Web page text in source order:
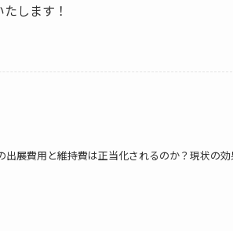
します！
出展費用と維持費は正当化されるのか？現状の